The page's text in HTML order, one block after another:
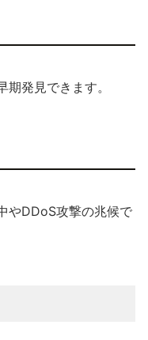
発見できます。
やDDoS攻撃の兆候で